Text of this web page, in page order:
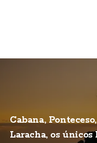
Cabana,
Laracha, os